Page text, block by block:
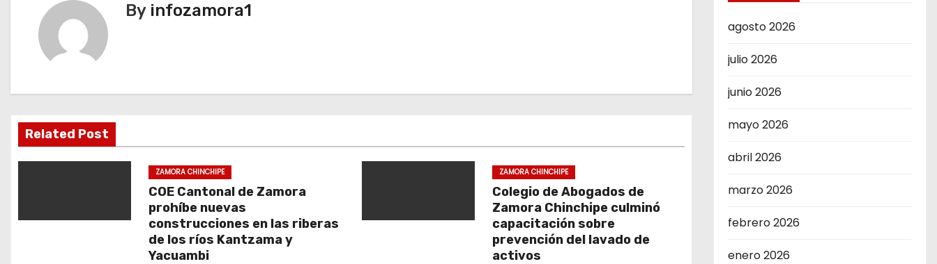
i
ó
d
By infozamora1
Related Post
ZAMORA CHINCHIPE
COE Cantonal de Zamora
prohíbe nuevas
construcciones en las riberas
de los ríos Kantzama y
Yacuambi
ZAMORA CHINCHIPE
Colegio de Abogados de
Zamora Chinchipe culminó
capacitación sobre
prevención del lavado de
activos
agosto 2026
julio 2026
junio 2026
mayo 2026
abril 2026
marzo 2026
febrero 2026
enero 2026